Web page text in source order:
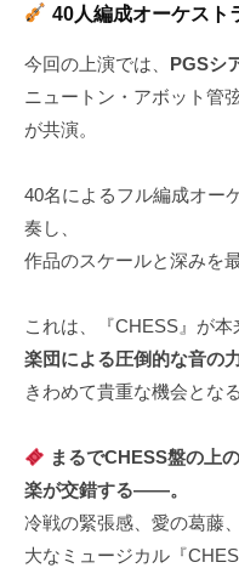
40人編成オーケスト
今回の上演では、 PGSシ
ニュートン・アボット管
が共演。
40名によるフル編成オー
奏し、
作品のスケールと深みを
これは、『CHESS』が
楽団による圧倒的な音の
きわめて貴重な機会とな
まるでCHESS盤の上
楽が交錯する――。
冷戦の緊張感、愛の葛藤
大なミュージカル『